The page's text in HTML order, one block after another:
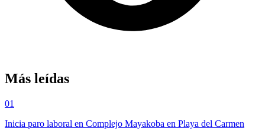
Más leídas
01
Inicia paro laboral en Complejo Mayakoba en Playa del Carmen